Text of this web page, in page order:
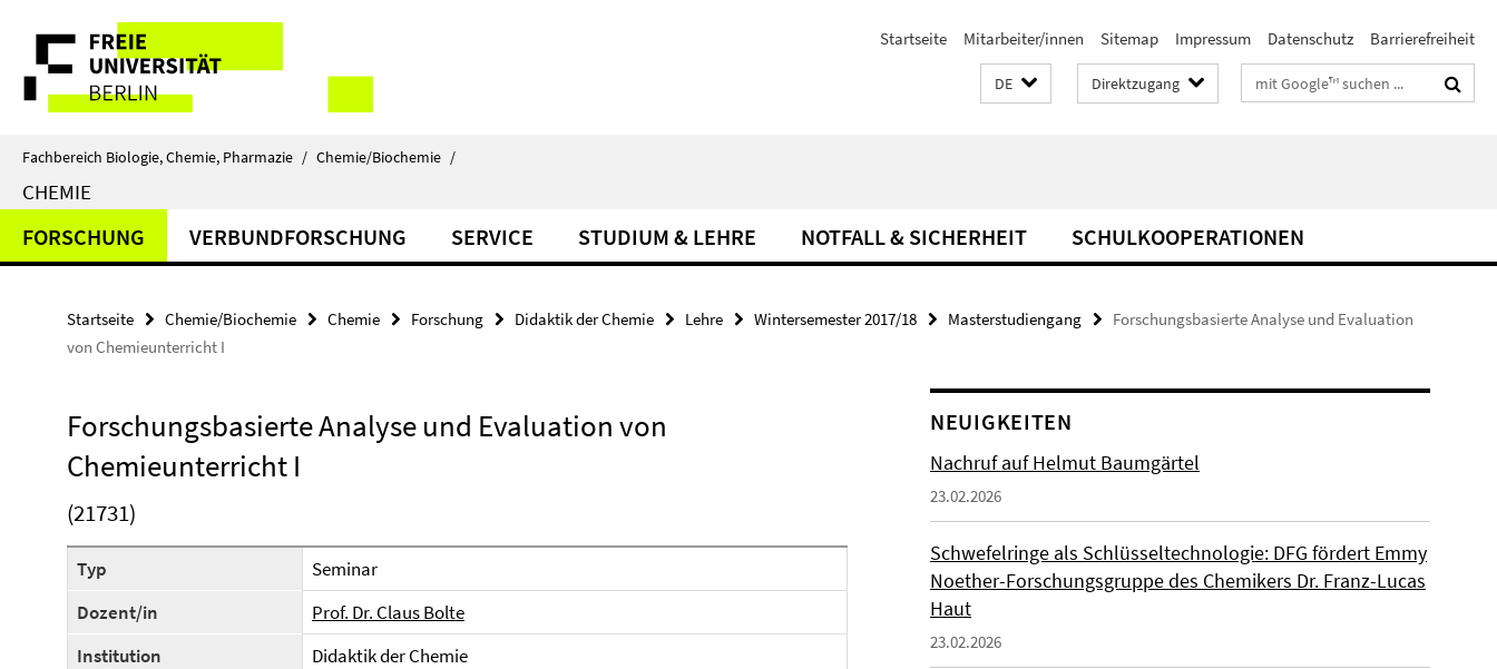
direkt
Inhalt
Service-
Navigation
Startseite Mitarbeiter/innen Sitemap Impressum Datenschutz Barrierefreiheit
DE Direktzugang Suchbegriffe
Fachbereich Biologie, Chemie, Pharmazie / Chemie/Biochemie /
CHEMIE
FORSCHUNG VERBUNDFORSCHUNG SERVICE STUDIUM & LEHRE NOTFALL & SICHERHEIT SCHULKOOPERATIONEN
Startseite Chemie/Biochemie Chemie Forschung Didaktik der Chemie Lehre Wintersemester 2017/18 Masterstudiengang
Forschungsbasierte Analyse und Evaluation
von Chemieunterricht I
Forschungsbasierte Analyse und Evaluation von
Chemieunterricht I
(21731)
Typ
Seminar
Dozent/in
Prof. Dr. Claus Bolte
Institution
Didaktik der Chemie
NEUIGKEITEN
Nachruf auf Helmut Baumgärtel
23.02.2026
Schwefelringe als Schlüsseltechnologie: DFG fördert Emmy
Noether-Forschungsgruppe des Chemikers Dr. Franz-Lucas
Haut
23.02.2026